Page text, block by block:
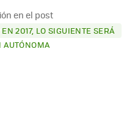
en el post
2017, LO SIGUIENTE SERÁ
AUTÓNOMA